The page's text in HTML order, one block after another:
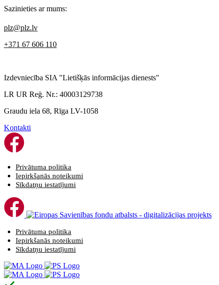
Sazinieties ar mums:
plz@plz.lv
+371 67 606 110
Izdevniecība SIA "Lietišķās informācijas dienests"
LR UR Reģ. Nr.: 40003129738
Graudu iela 68, Rīga LV-1058
Kontakti
Privātuma politika
Iepirkšanās noteikumi
Sīkdatņu iestatījumi
Privātuma politika
Iepirkšanās noteikumi
Sīkdatņu iestatījumi